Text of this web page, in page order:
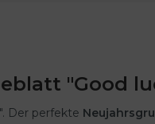
"Good
". Der perfekte